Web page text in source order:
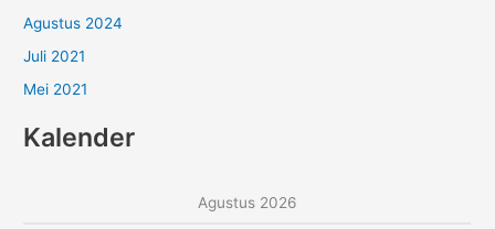
Agustus 2024
Juli 2021
Mei 2021
Kalender
Agustus 2026